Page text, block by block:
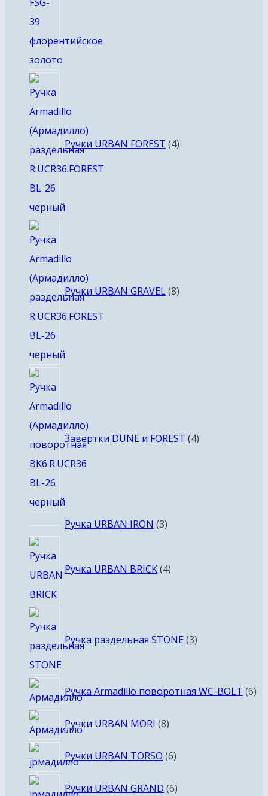
Ручки URBAN FOREST 4
Ручки URBAN GRAVEL 8
Завертки DUNE и FOREST 4
Ручка URBAN IRON 33
Ручка URBAN BRICK 4товара
Ручка раздельная STONE 3товара
Ручка Armadillo поворотная WC-BOLT 66
Ручки URBAN MORI 88
Ручки URBAN TORSO 66
Ручки URBAN GRAND 66